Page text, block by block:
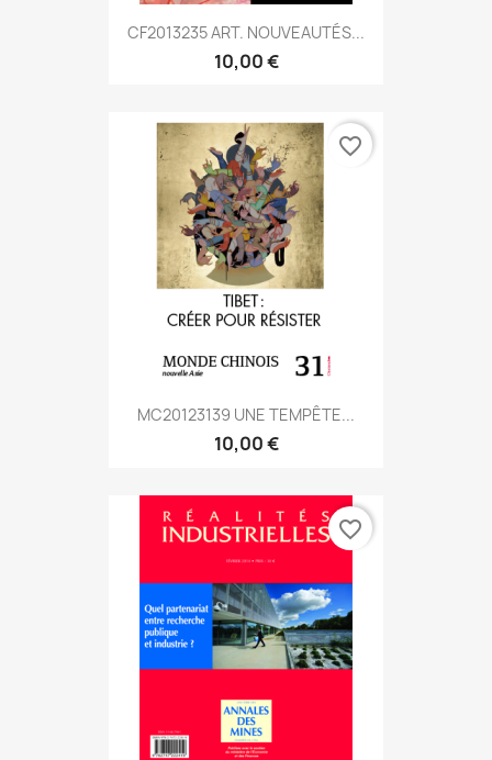
CF2013235 ART. NOUVEAUTÉS...
10,00 €
MC20123139 UNE TEMPÊTE...
10,00 €
favorite_border
favorite_border